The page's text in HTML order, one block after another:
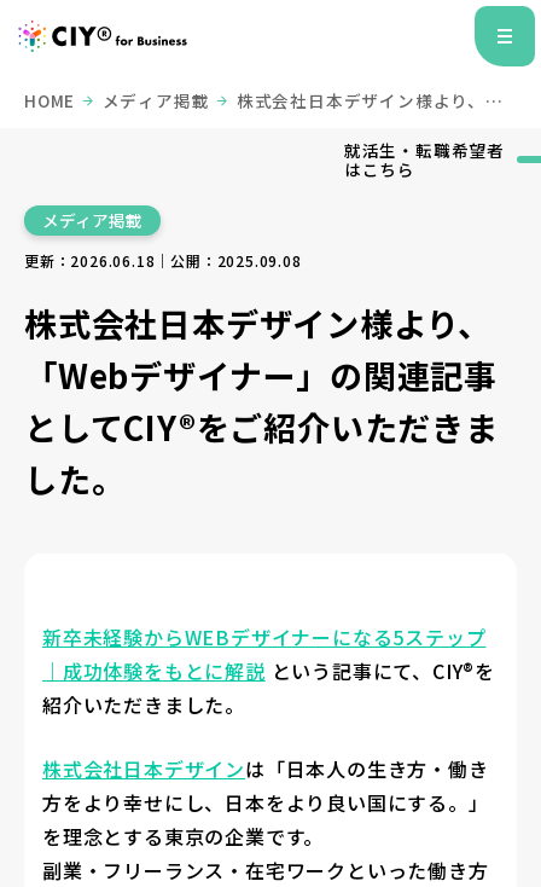
HOME メディア掲載
株式会社日本デザイン様より、
就活生・転職希望者
はこちら
メディア掲載
更新：2026.06.18｜公開：2025.09.08
株式会社日本デザイン様より、
「Webデザイナー」の関連記事
としてCIY®をご紹介いただきま
した。
新卒未経験からWEBデザイナーになる5ステップ
｜成功体験をもとに解説 という記事にて、CIY®を
紹介いただきました。
株式会社日本デザインは「日本人の生き方・働き
方をより幸せにし、日本をより良い国にする。」
を理念とする東京の企業です。
副業・フリーランス・在宅ワークといった働き方